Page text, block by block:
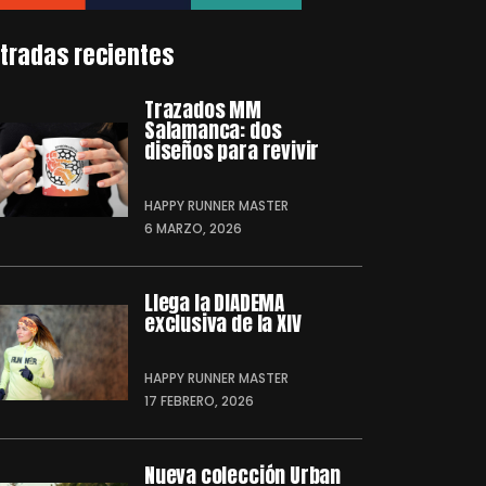
recientes
Trazados MM
Salamanca: dos
diseños para revivir
HAPPY RUNNER MASTER
6 MARZO, 2026
Llega la DIADEMA
exclusiva de la XIV
HAPPY RUNNER MASTER
17 FEBRERO, 2026
Nueva colección Urban